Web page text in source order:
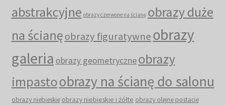
abstrakcyjne obrazy czerwone na ścianę obrazy duże
na ścianęobrazy figuratywneobrazy
galeria obrazy geometryczneobrazy
impastoobrazy na ścianę do salonu
obrazy niebieskie obrazy niebieskie i żółte obrazy olejne postacie